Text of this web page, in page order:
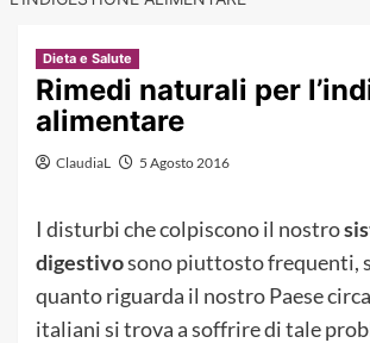
Dieta e Salute
Rimedi naturali per
alimentare
ClaudiaL 5 Agosto 2016
I disturbi che colpiscono il nostro
digestivosono piuttosto frequenti,
quanto riguarda il nostro Paese
italiani si trova a soffrire di tale